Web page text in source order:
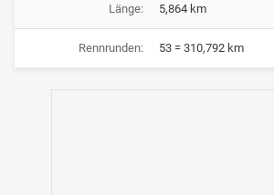
Länge: 5,864 km
Rennrunden: 53 = 310,792 km